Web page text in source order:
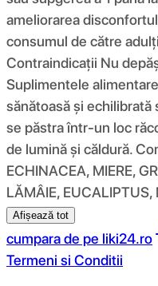
ameliorarea
consumul de către
Contraindicații Nu
Suplimentele
sănătoasă și echilibrată
se păstra într-un loc
de lumină și căldură.
ECHINACEA, MIERE,
LĂMÂIE, EUCALIPTUS,
Afișează tot
cumpara de pe liki24.ro
Termeni si Conditii